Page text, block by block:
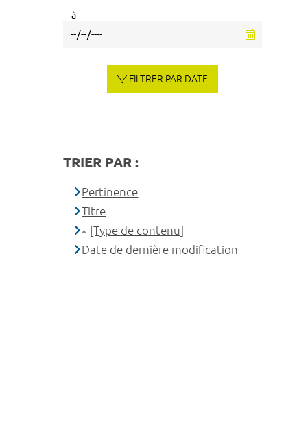
à
FILTRER PAR DATE
TRIER PAR :
Pertinence
Titre
[Type de contenu]
Date de dernière modification